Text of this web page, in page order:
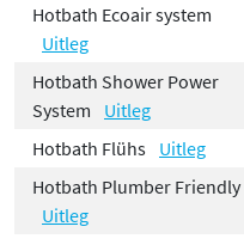
Hotbath Ecoair system
Uitleg
Hotbath Shower Power
System
Uitleg
Hotbath Flühs Uitleg
Hotbath Plumber Friendly
Uitleg